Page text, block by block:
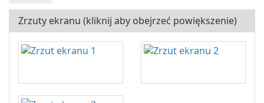
Zrzuty ekranu (kliknij aby obejrzeć powiększenie)